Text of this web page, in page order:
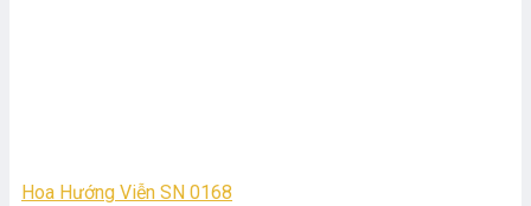
Hoa Hướng Viễn SN 0168